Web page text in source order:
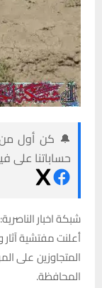
🔔 كن أول من
حساباتنا
شبكة اخبار الناصرية:
أعلنت مفتشية آثار
المتجاوزين على
المحافظة.